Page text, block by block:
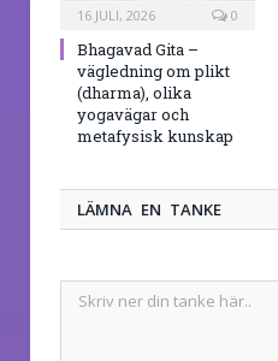
16 JULI, 2026 0
Bhagavad Gita –
vägledning om plikt
(dharma), olika
yogavägar och
metafysisk kunskap
LÄMNA EN TANKE